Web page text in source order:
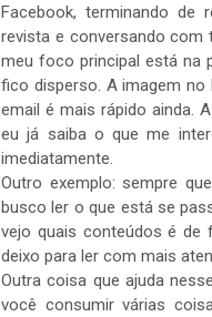
Facebook, terminando de
revista e conversando com
meu foco principal está na
fico disperso. A imagem no
email é mais rápido ainda.
eu já saiba o que me
imediatamente.
Outro exemplo: sempre
busco ler o que está se
vejo quais conteúdos é de
deixo para ler com mais
Outra coisa que ajuda
você consumir várias